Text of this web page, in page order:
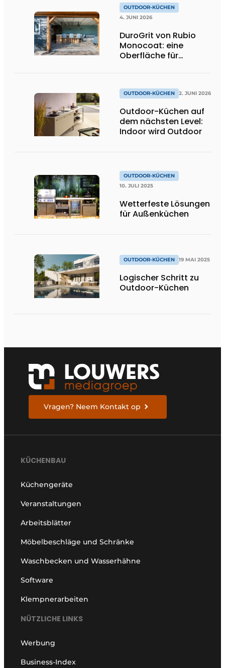
OUTDOOR-KÜCHEN
4. JUNI 2026
DuroGrit von Rubio
Monocoat: eine
Oberfläche für
OUTDOOR-KÜCHEN 2. JUNI 2026
Outdoor-Küchen auf
dem nächsten Level:
Indoor wird Outdoor
OUTDOOR-KÜCHEN
10. JULI 2025
Wetterfeste Lösungen
für Außenküchen
OUTDOOR-KÜCHEN 19 MAI 2025
Logischer Schritt zu
Outdoor-Küchen
Vragen? Neem Kontakt op
KÜCHENBAU
Küchengeräte
Veranstaltungen
Arbeitsblätter
Möbelbeschläge und Schränke
Waschbecken und Wasserhähne
Software
Klempnerarbeiten
NÜTZLICHE LINKS
Werbung
Business-Index